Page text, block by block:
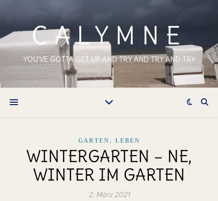
CALYMNE
YOU'VE GOTTA GET UP AND TRY AND TRY AND TRY
GARTEN , LEBEN
WINTERGARTEN – NE,
WINTER IM GARTEN
2. März 2021